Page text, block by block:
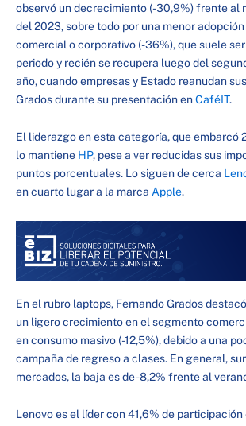
observó un decrecimiento (-30,9%) frente al
del 2023, sobre todo por una menor
comercial o corporativo (-36%), que suele
periodo y recién se recupera luego del
año, cuando empresas y Estado reanudan
Grados durante su presentación enCaféIT.
El liderazgo en esta categoría, que embarcó
lo mantiene HP, pese a ver reducidas sus
puntos porcentuales. Lo siguen de cerca
en cuarto lugar a la marca Apple.
En el rubro laptops, Fernando Grados
un ligero crecimiento en el segmento
en consumo masivo (-12,5%), debido a una
campaña de regreso a clases. En general,
mercados, la baja es de -8,2% frente al
Lenovo es el líder con 41,6% de participación